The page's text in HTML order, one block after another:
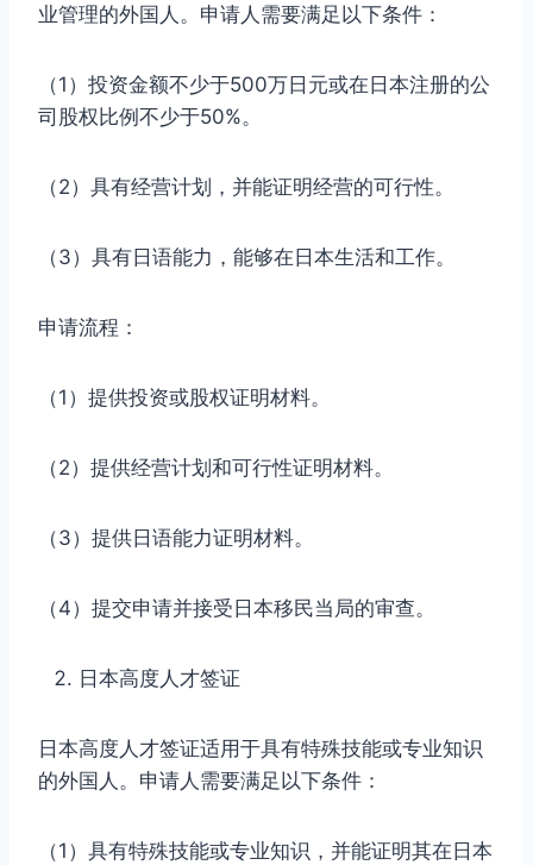
业管理的外国人。申请人需要满足以下条件：
（1）投资金额不少于500万日元或在日本注册的公
司股权比例不少于50%。
（2）具有经营计划，并能证明经营的可行性。
（3）具有日语能力，能够在日本生活和工作。
申请流程：
（1）提供投资或股权证明材料。
（2）提供经营计划和可行性证明材料。
（3）提供日语能力证明材料。
（4）提交申请并接受日本移民当局的审查。
日本高度人才签证
日本高度人才签证适用于具有特殊技能或专业知识
的外国人。申请人需要满足以下条件：
（1）具有特殊技能或专业知识，并能证明其在日本